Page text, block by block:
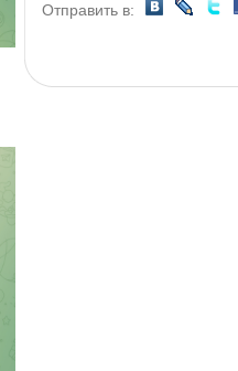
Отправить в: